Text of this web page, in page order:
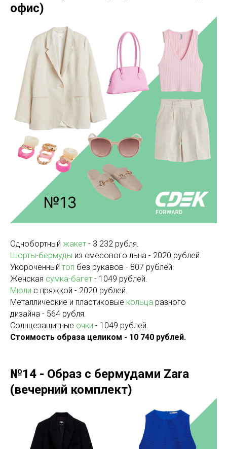
офис)
Однобортный жакет - 3 232 рубля.
Шорты-бермуды из смесового льна - 2020 рублей.
Укороченный топ без рукавов - 807 рублей.
Женская сумка-багет - 1049 рублей.
Мюли с пряжкой - 2020 рублей.
Металлические и пластиковые кольца разного
дизайна - 564 рубля.
Солнцезащитные очки - 1049 рублей.
Стоимость образа целиком - 10 740 рублей.
№14 - Образ с бермудами Zara
(вечерний комплект)